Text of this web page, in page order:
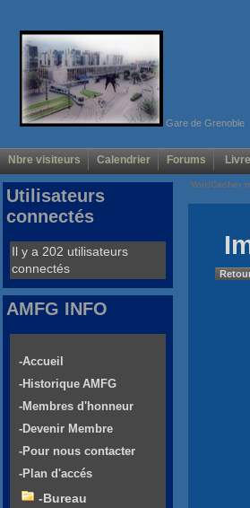
Gare de Grenoble
Nbre visiteurs Calendrier Forums
Voir/Cacher
Utilisateurs
connectés
Il y a 202 utilisateurs
connectés
AMFG INFO
-Accueil
-Historique AMFG
-Membres d'honneur
-Devenir Membre
-Pour nous contacter
-Plan d'accés
-Bureau